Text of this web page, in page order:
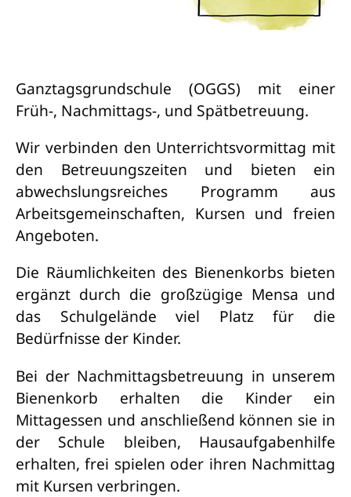
Ganztagsgrundschule (OGGS) mit einer
Früh-, Nachmittags-, und Spätbetreuung.
Wir verbinden den Unterrichtsvormittag mit
den Betreuungszeiten und bieten ein
abwechslungsreiches Programm aus
Arbeitsgemeinschaften, Kursen und freien
Angeboten.
Die Räumlichkeiten des Bienenkorbs bieten
ergänzt durch die großzügige Mensa und
das Schulgelände viel Platz für die
Bedürfnisse der Kinder.
Bei der Nachmittagsbetreuung in unserem
Bienenkorb erhalten die Kinder ein
Mittagessen und anschließend können sie in
der Schule bleiben, Hausaufgabenhilfe
erhalten, frei spielen oder ihren Nachmittag
mit Kursen verbringen.